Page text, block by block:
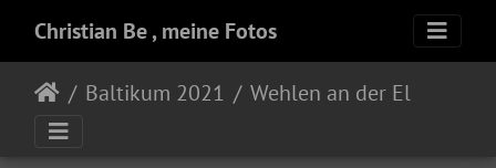
Christian Be , meine Fotos
Baltikum 2021 Wehlen an der Elbe